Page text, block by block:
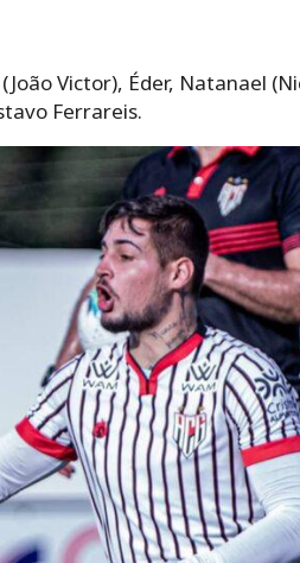
Victor), Éder, Natanael
Ferrareis.